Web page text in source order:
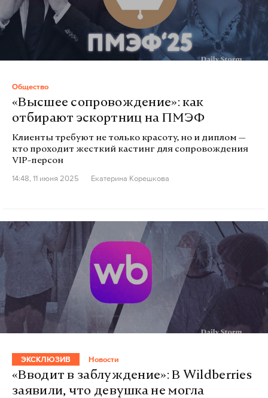
Общество
«Высшее сопровождение»: как
отбирают эскортниц на ПМЭФ
Клиенты требуют не только красоту, но и диплом —
кто проходит жесткий кастинг для сопровождения
VIP-персон
14:48, 11 июня 2025
Екатерина Корешкова
ЭКСКЛЮЗИВ Новости
«Вводит в заблуждение»: В Wildberries
заявили, что девушка не могла